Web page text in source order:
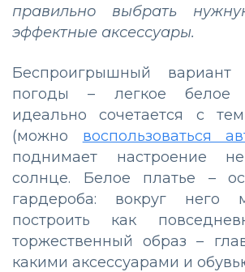
правильно выбрать
эффектные аксессуары.
Беспроигрышный
погоды – легкое белое
идеально сочетается с
(можно воспользоваться
поднимает настроение
солнце. Белое платье –
гардероба: вокруг него
построить как
торжественный образ –
какими аксессуарами и